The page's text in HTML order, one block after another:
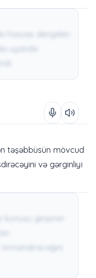
təşəbbüsün mövcud
və gərginliyi